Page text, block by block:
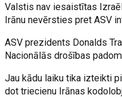
Valstis nav iesaistītas
Irānu nevērsties pret ASV
ASV prezidents Donalds
Nacionālās drošības
Jau kādu laiku tika izteikti
dot triecienu Irānas